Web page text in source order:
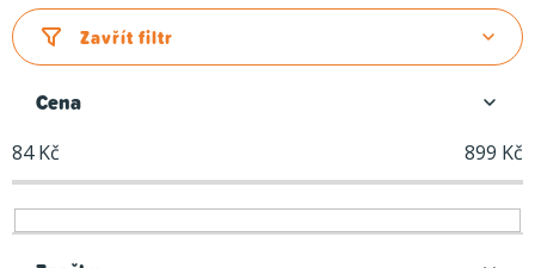
z
e
í
p
r
o
Zavřít filtr
Cena
84Kč 899 Kč